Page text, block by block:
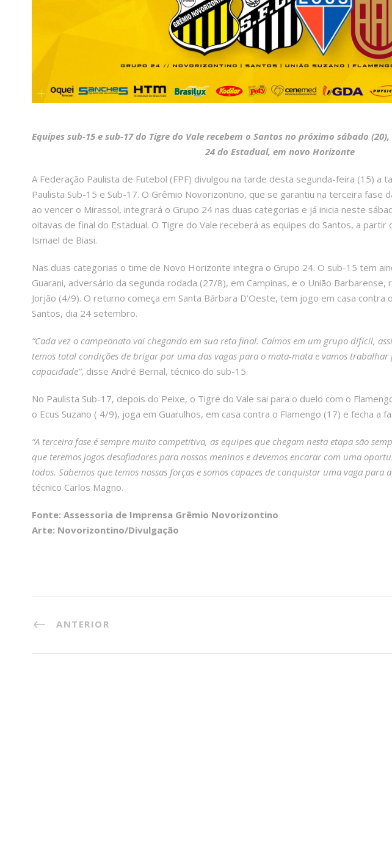
Equipes sub-15 e sub-17 do Tigre do Vale recebem o Santos no próximo sábado
24 do Estadual, em novo Horizonte
A Federação Paulista de Futebol (FPF) divulgou na tarde desta segunda-feira (15) a
Paulista Sub-15 e Sub-17. O Grêmio Novorizontino, que se garantiu na terceira fase
ao vencer o Mirassol, integrará o Grupo 24 nas duas categorias e já inicia neste
oitavas de final do Estadual. O Tigre do Vale receberá as equipes do Santos, a partir
Ismael de Biasi.
Nas duas categorias o time de Novo Horizonte integra o Grupo 24. O sub-15 tem
Guarani, adversário da segunda rodada (27/8), em Campinas, e o União
Jorjão (4/9). O returno começa em Santa Bárbara D’Oeste, tem jogo em casa contra
Santos, dia 24 setembro.
“Cada vez o campeonato vai chegando em sua reta final. Caímos em um grupo difícil,
temos total condições de brigar por uma das vagas para o mata-mata e vamos trabalhar
capacidade”, disse André Bernal, técnico do sub-15.
No Paulista Sub-17, depois do Peixe, o Tigre do Vale sai para o duelo com o
o Ecus Suzano ( 4/9), joga em Guarulhos, em casa contra o Flamengo (17) e fecha a
“A terceira fase é sempre muito competitiva, as equipes que chegam nesta etapa são
que teremos jogos desafiadores para nossos meninos e devemos encarar com uma
todos. Sabemos que temos nossas forças e somos capazes de conquistar uma vaga para
técnico Carlos Magno.
Fonte: Assessoria de Imprensa Grêmio Novorizontino
Arte: Novorizontino/Divulgação
ANTERIOR